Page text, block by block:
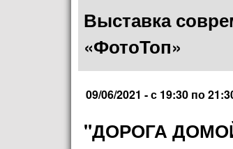
Выставка
«ФотоТоп»
09/06/2021 -с 19:30 по
"ДОРОГА ДОМОЙ